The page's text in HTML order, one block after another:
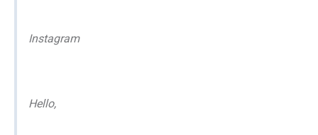
Instagram
Hello,